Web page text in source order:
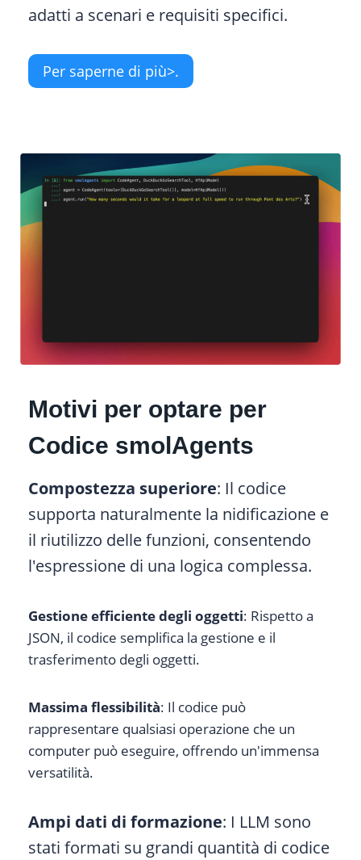
adatti a scenari e requisiti specifici.
Per saperne di più>.
Motivi per optare per
Codice smolAgents
Compostezza superiore: Il codice
supporta naturalmente la nidificazione e
il riutilizzo delle funzioni, consentendo
l'espressione di una logica complessa.
Gestione efficiente degli oggetti: Rispetto a
JSON, il codice semplifica la gestione e il
trasferimento degli oggetti.
Massima flessibilità: Il codice può
rappresentare qualsiasi operazione che un
computer può eseguire, offrendo un'immensa
versatilità.
Ampi dati di formazione: I LLM sono
stati formati su grandi quantità di codice